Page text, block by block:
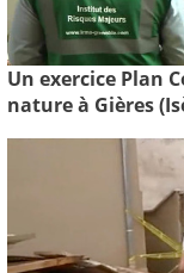
Un exercice Plan
nature à Gières